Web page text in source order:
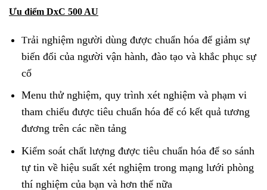
Ưu điểm DxC 500 AU
Trải nghiệm người dùng được chuẩn hóa để giảm sự
biến đổi của người vận hành, đào tạo và khắc phục sự
cố
Menu thử nghiệm, quy trình xét nghiệm và phạm vi
tham chiếu được tiêu chuẩn hóa để có kết quả tương
đương trên các nền tảng
Kiểm soát chất lượng được tiêu chuẩn hóa để so sánh
tự tin về hiệu suất xét nghiệm trong mạng lưới phòng
thí nghiệm của bạn và hơn thế nữa